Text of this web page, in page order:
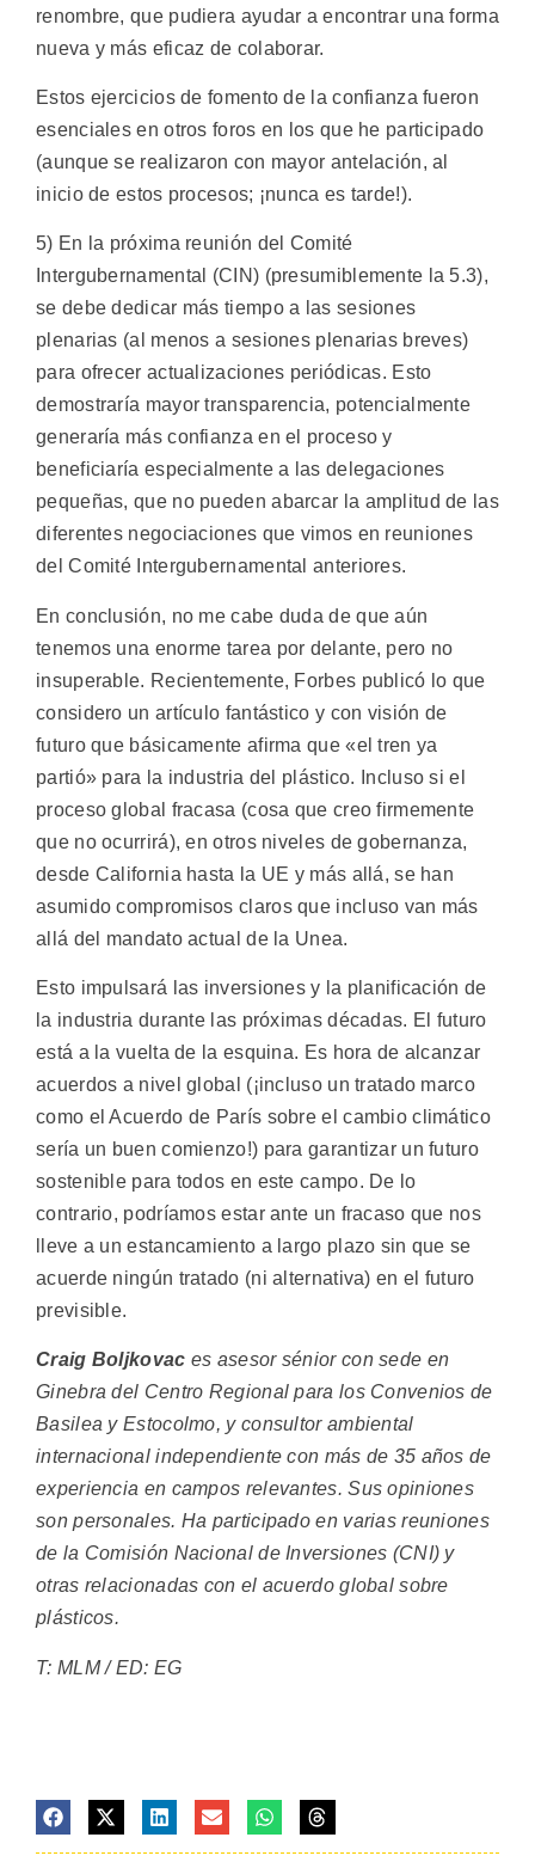
renombre, que pudiera ayudar a encontrar una forma
nueva y más eficaz de colaborar.
Estos ejercicios de fomento de la confianza fueron
esenciales en otros foros en los que he participado
(aunque se realizaron con mayor antelación, al
inicio de estos procesos; ¡nunca es tarde!).
5) En la próxima reunión del Comité
Intergubernamental (CIN) (presumiblemente la 5.3),
se debe dedicar más tiempo a las sesiones
plenarias (al menos a sesiones plenarias breves)
para ofrecer actualizaciones periódicas. Esto
demostraría mayor transparencia, potencialmente
generaría más confianza en el proceso y
beneficiaría especialmente a las delegaciones
pequeñas, que no pueden abarcar la amplitud de las
diferentes negociaciones que vimos en reuniones
del Comité Intergubernamental anteriores.
En conclusión, no me cabe duda de que aún
tenemos una enorme tarea por delante, pero no
insuperable. Recientemente, Forbes publicó lo que
considero un artículo fantástico y con visión de
futuro que básicamente afirma que «el tren ya
partió» para la industria del plástico. Incluso si el
proceso global fracasa (cosa que creo firmemente
que no ocurrirá), en otros niveles de gobernanza,
desde California hasta la UE y más allá, se han
asumido compromisos claros que incluso van más
allá del mandato actual de la Unea.
Esto impulsará las inversiones y la planificación de
la industria durante las próximas décadas. El futuro
está a la vuelta de la esquina. Es hora de alcanzar
acuerdos a nivel global (¡incluso un tratado marco
como el Acuerdo de París sobre el cambio climático
sería un buen comienzo!) para garantizar un futuro
sostenible para todos en este campo. De lo
contrario, podríamos estar ante un fracaso que nos
lleve a un estancamiento a largo plazo sin que se
acuerde ningún tratado (ni alternativa) en el futuro
previsible.
Craig Boljkovac es asesor sénior con sede en
Ginebra del Centro Regional para los Convenios de
Basilea y Estocolmo, y consultor ambiental
internacional independiente con más de 35 años de
experiencia en campos relevantes. Sus opiniones
son personales. Ha participado en varias reuniones
de la Comisión Nacional de Inversiones (CNI) y
otras relacionadas con el acuerdo global sobre
plásticos.
T: MLM / ED: EG